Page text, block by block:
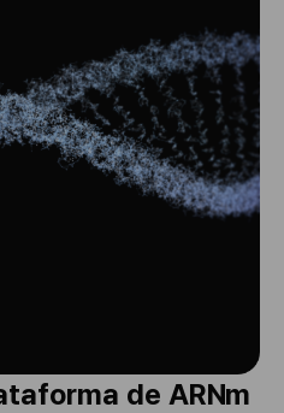
de ARNm